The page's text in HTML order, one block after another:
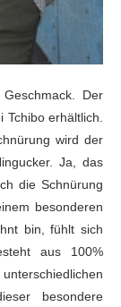
Der
erhältlich.
wird der
Ja, das
die Schnürung
besonderen
bin, fühlt sich
aus 100%
besondere